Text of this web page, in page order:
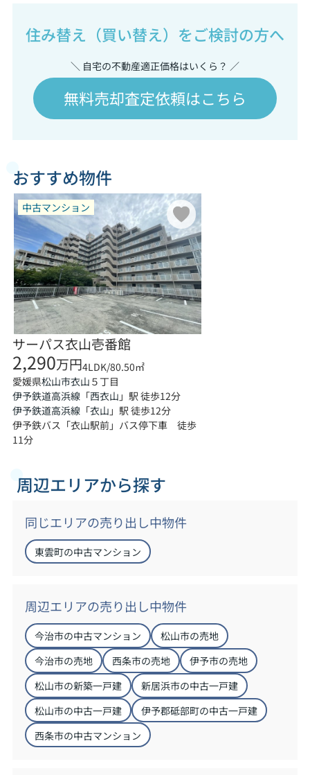
住み替え（買い替え）をご検討の方へ
＼ 自宅の不動産適正価格はいくら？ ／
無料売却査定依頼はこちら
おすすめ物件
中古マンション
サーパス衣山壱番館
2,290万円4LDK/80.50㎡
愛媛県松山市衣山 ５丁目
伊予鉄道高浜線 「西衣山 」駅 徒歩12分
伊予鉄道高浜線 「衣山 」駅 徒歩12分
伊予鉄バス「衣山駅前」バス停下車 徒歩
11分
周辺エリアから探す
同じエリアの売り出し中物件
東雲町の中古マンション
周辺エリアの売り出し中物件
今治市の中古マンション
松山市の売地
今治市の売地
西条市の売地
伊予市の売地
松山市の新築一戸建
新居浜市の中古一戸建
松山市の中古一戸建
伊予郡砥部町の中古一戸建
西条市の中古マンション